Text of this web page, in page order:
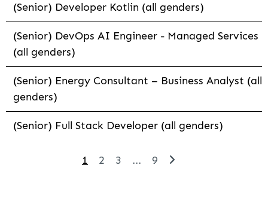
(Senior) Developer Kotlin (all genders)
(Senior) DevOps AI Engineer - Managed Services
(all genders)
(Senior) Energy Consultant – Business Analyst (all
genders)
(Senior) Full Stack Developer (all genders)
1 2 3 ... 9